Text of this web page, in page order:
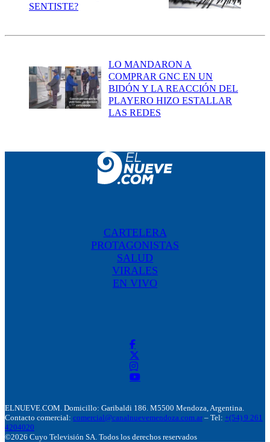
SENTISTE?
LO MANDARON A
COMPRAR GNC EN UN
BIDÓN Y LA REACCIÓN DEL
PLAYERO HIZO ESTALLAR
LAS REDES
CARTELERA
PROTAGONISTAS
SALUD
VIRALES
EN VIVO
ELNUEVE.COM. Domicillo: Garibaldi 186. M5500 Mendoza, Argentina.
Contacto comercial: comercial@canalnuevemendoza.com.ar – Tel: +(54) 9 261
4204020
©2026 Cuyo Televisión SA. Todos los derechos reservados